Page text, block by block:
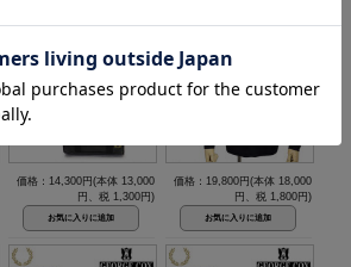
価格：14,300円(本体 13,000
円、税 1,300円)
価格：19,800円(本体 18,000
円、税 1,800円)